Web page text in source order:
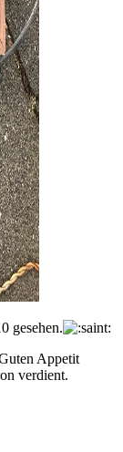
gesehen.
Appetit
verdient.